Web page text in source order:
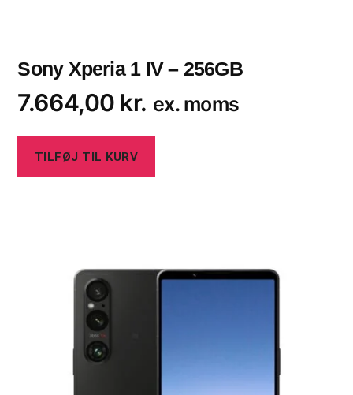
Sony Xperia 1 IV – 256GB
7.664,00 kr. ex. moms
TILFØJ TIL KURV